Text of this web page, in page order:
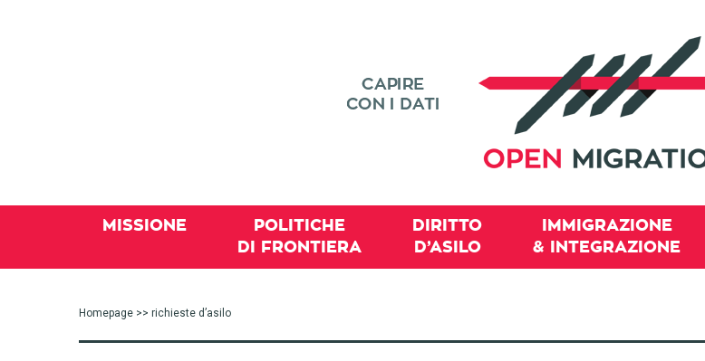
MISSIONE
POLITICHE
DI FRONTIERA
DIRITTO
D’ASILO
IMMIGRAZIONE
& INTEGRAZIONE
Homepage >> richieste d’asilo